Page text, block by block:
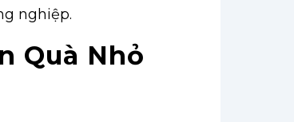
nghiệp.
Quà Nhỏ